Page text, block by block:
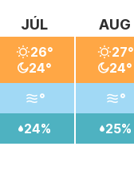
JÚL
26°
24°
°
24%
AUG
27°
24°
°
25%